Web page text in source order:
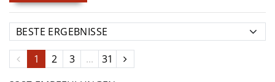
1 2 3 ...
31